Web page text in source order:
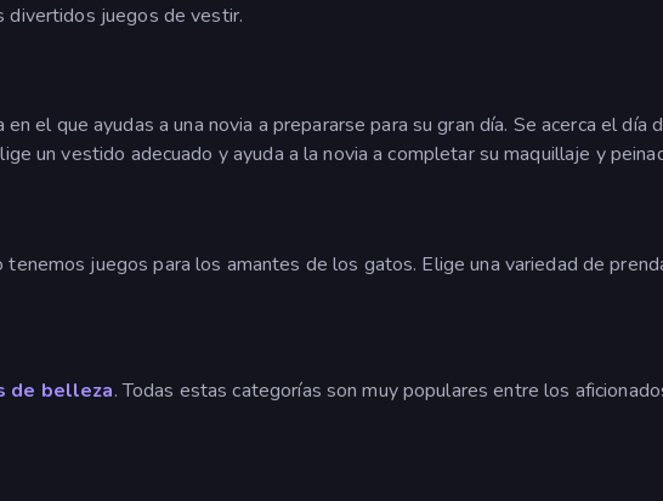
divertidos juegos de vestir.
el que ayudas a una novia a prepararse para su gran día. Se acerca el
un vestido adecuado y ayuda a la novia a completar su maquillaje y
juegos para los amantes de los gatos. Elige una variedad de
de belleza. Todas estas categorías son muy populares entre los